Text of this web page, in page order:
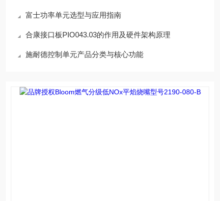
富士功率单元选型与应用指南
合康接口板PIO043.03的作用及硬件架构原理
施耐德控制单元产品分类与核心功能